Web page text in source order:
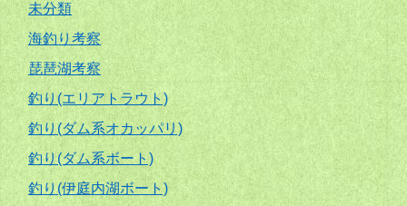
未分類
海釣り考察
琵琶湖考察
釣り(エリアトラウト)
釣り(ダム系オカッパリ)
釣り(ダム系ボート)
釣り(伊庭内湖ボート)